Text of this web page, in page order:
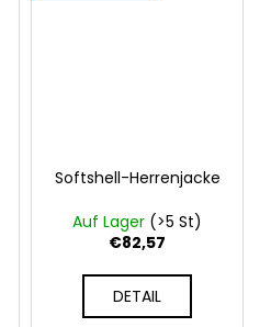
Softshell-Herrenjacke
Auf Lager (>5 St)
€82,57
DETAIL